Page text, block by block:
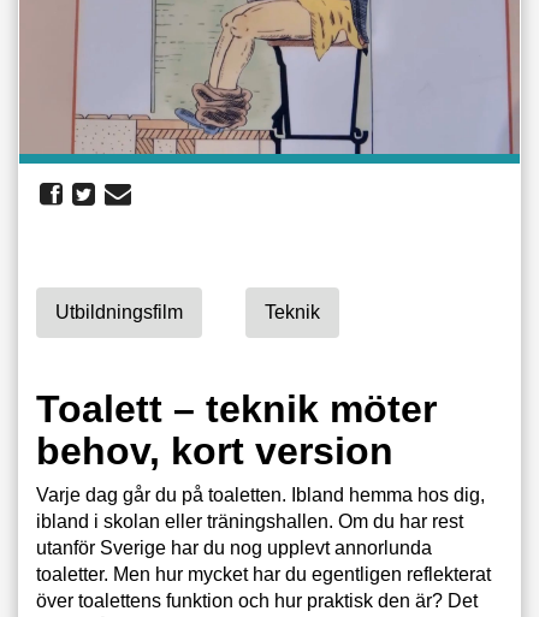
Utbildningsfilm Teknik
Toalett – teknik möter
behov, kort version
Varje dag går du på toaletten. Ibland hemma hos dig,
ibland i skolan eller träningshallen. Om du har rest
utanför Sverige har du nog upplevt annorlunda
toaletter. Men hur mycket har du egentligen reflekterat
över toalettens funktion och hur praktisk den är? Det